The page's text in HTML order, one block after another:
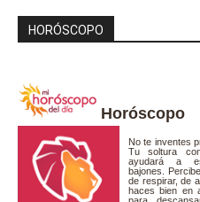
HORÓSCOPO
Horóscopo